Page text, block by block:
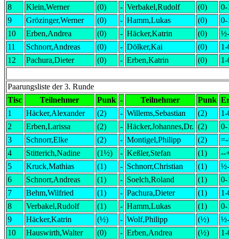
8
Klein,Werner (0) - Verbakel,Rudolf (0)
0-
9
Grözinger,Werner (0) - Hamm,Lukas (0)
0-
10
Erben,Andrea (0) - Häcker,Katrin (0)
11
Schnorr,Andreas (0) - Dölker,Kai (0)
1-
12
Pachura,Dieter (0) - Erben,Katrin (0) 1-
Paarungsliste der 3. Runde
Tisc
Teilnehmer Punk - Teilnehmer Punk
1
Häcker,Alexander (2) - Willems,Sebastian (2)
1-
2
Erben,Larissa (2) - Häcker,Johannes,Dr. (2)
0-
3
Schnorr,Elke (2) - Montigel,Philipp (2)
4
Stitterich,Nadine (1½) - Keßler,Stefan (1)
--
5
Kruck,Mathias (1) - Schnorr,Christian (1)
6
Schnorr,Andreas (1) - Soelch,Roland (1)
0-
7
Behm,Wilfried (1) - Pachura,Dieter (1)
1-
8
Verbakel,Rudolf (1) - Hamm,Lukas (1)
0-
9
Häcker,Katrin (½) - Wolf,Philipp (½)
10
Hauswirth,Walter (0) - Erben,Andrea (½)
1-